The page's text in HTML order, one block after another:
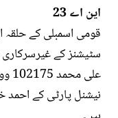
این اے 23
سٹیشنز کے